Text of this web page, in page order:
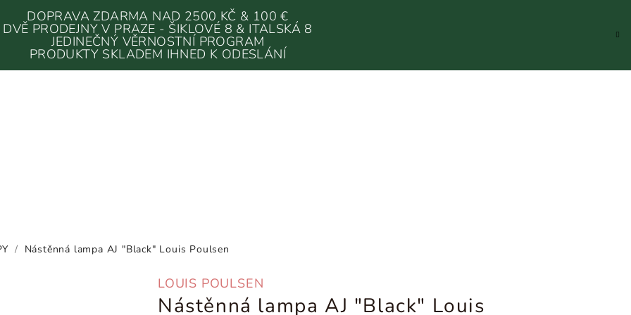
DOPRAVA ZDARMA NAD 2500 KČ & 100 €
DVĚ PRODEJNY V PRAZE - ŠIKLOVÉ 8 & ITALSKÁ 8
JEDINEČNÝ VĚRNOSTNÍ PROGRAM
PRODUKTY SKLADEM IHNED K ODESLÁNÍ
/ Nástěnná lampa AJ "Black" Louis Poulsen
LOUIS POULSEN
Nástěnná lampa AJ "Black" Louis